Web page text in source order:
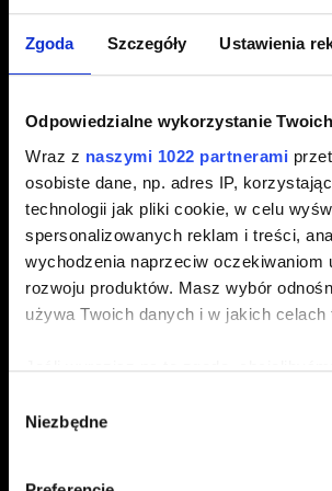
Zgoda Szczegóły Ustawienia
Odpowiedzialne wykorzystanie
Wraz z naszymi 1022 partnerami
osobiste dane, np. adres IP,
technologii jak pliki cookie, w celu
spersonalizowanych reklam i treści,
wychodzenia naprzeciw oczekiwaniom
rozwoju produktów. Masz wybór
używa Twoich danych i w jakich celach
Jeśli wyrazisz na to zgodę,
geograficznej z dokładnością
analizując charakteryzującego je
zgody
Niezbędne
3. Zweryfikuj swoją tożsamość za
4. Kliknij „Poproś o usunięcie konta” i
działanie.